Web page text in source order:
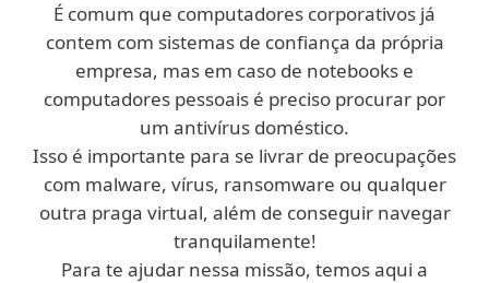
É comum que computadores corporativos já
contem com sistemas de confiança da própria
empresa, mas em caso de notebooks e
computadores pessoais é preciso procurar por
um antivírus doméstico.
Isso é importante para se livrar de preocupações
com malware, vírus, ransomware ou qualquer
outra praga virtual, além de conseguir navegar
tranquilamente!
Para te ajudar nessa missão, temos aqui a